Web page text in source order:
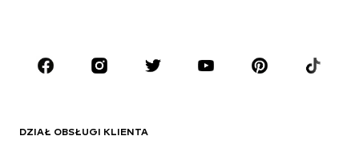
MARKI
Next
DZIAŁ OBSŁUGI KLIENTA